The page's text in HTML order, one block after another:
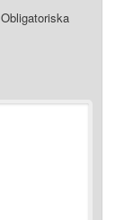
Obligatoriska